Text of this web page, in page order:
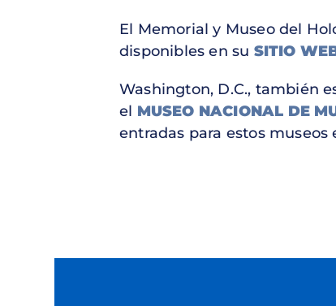
El Memorial y Museo del
disponibles en su SITIO
Washington, D.C., también
el MUSEO NACIONAL DE
entradas para estos